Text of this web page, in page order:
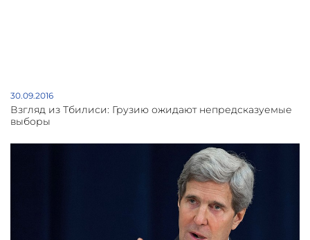
30.09.2016
Взгляд из Тбилиси: Грузию ожидают непредсказуемые
выборы